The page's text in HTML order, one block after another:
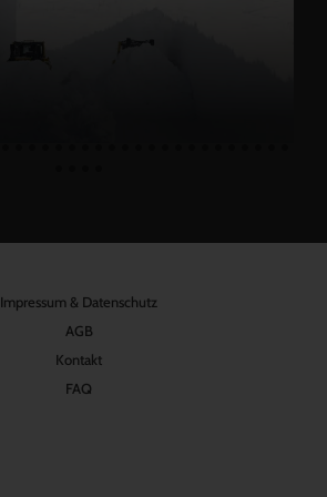
Impressum & Datenschutz
AGB
Kontakt
FAQ